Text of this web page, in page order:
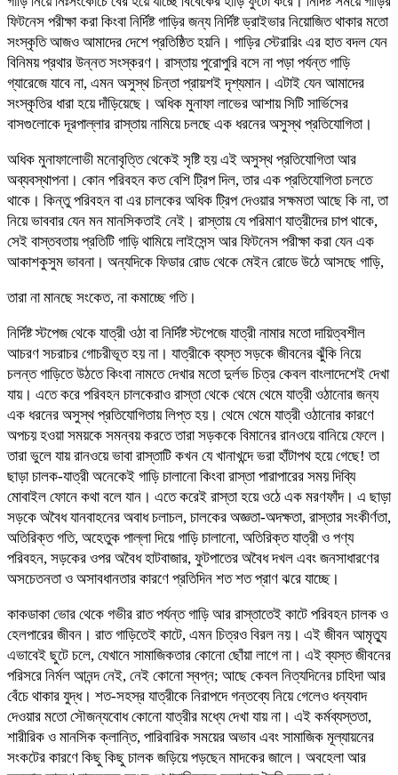
ফিটনেস পরীক্ষা করা কিংবা নির্দিষ্ট গাড়ির জন্য নির্দিষ্ট ড্রাইভার নিয়োজিত থাকার মতো
সংস্কৃতি আজও আমাদের দেশে প্রতিষ্ঠিত হয়নি। গাড়ির স্টেরারিং এর হাত বদল যেন
বিনিময় প্রথার উন্নত সংস্করণ। রাস্তায় পুরোপুরি বসে না পড়া পর্যন্ত গাড়ি
গ্যারেজে যাবে না, এমন অসুস্থ চিন্তা প্রায়শই দৃশ্যমান। এটাই যেন আমাদের
সংস্কৃতির ধারা হয়ে দাঁড়িয়েছে। অধিক মুনাফা লাভের আশায় সিটি সার্ভিসের
বাসগুলোকে দূরপাল্লার রাস্তায় নামিয়ে চলছে এক ধরনের অসুস্থ প্রতিযোগিতা।
অধিক মুনাফালোভী মনোবৃত্তি থেকেই সৃষ্টি হয় এই অসুস্থ প্রতিযোগিতা আর
অব্যবস্থাপনা। কোন পরিবহন কত বেশি ট্রিপ দিল, তার এক প্রতিযোগিতা চলতে
থাকে। কিন্তু পরিবহন বা এর চালকের অধিক ট্রিপ দেওয়ার সক্ষমতা আছে কি না, তা
নিয়ে ভাববার যেন মন মানসিকতাই নেই। রাস্তায় যে পরিমাণ যাত্রীদের চাপ থাকে,
সেই বাস্তবতায় প্রতিটি গাড়ি থামিয়ে লাইসেন্স আর ফিটনেস পরীক্ষা করা যেন এক
আকাশকুসুম ভাবনা। অন্যদিকে ফিডার রোড থেকে মেইন রোডে উঠে আসছে গাড়ি,
তারা না মানছে সংকেত, না কমাচ্ছে গতি।
নির্দিষ্ট স্টপেজ থেকে যাত্রী ওঠা বা নির্দিষ্ট স্টপেজে যাত্রী নামার মতো দায়িত্বশীল
আচরণ সচরাচর গোচরীভূত হয় না। যাত্রীকে ব্যস্ত সড়কে জীবনের ঝুঁকি নিয়ে
চলন্ত গাড়িতে উঠতে কিংবা নামতে দেখার মতো দুর্লভ চিত্র কেবল বাংলাদেশেই দেখা
যায়। এতে করে পরিবহন চালকেরাও রাস্তা থেকে থেমে থেমে যাত্রী ওঠানোর জন্য
এক ধরনের অসুস্থ প্রতিযোগিতায় লিপ্ত হয়। থেমে থেমে যাত্রী ওঠানোর কারণে
অপচয় হওয়া সময়কে সমন্বয় করতে তারা সড়ককে বিমানের রানওয়ে বানিয়ে ফেলে।
তারা ভুলে যায় রানওয়ে ভাবা রাস্তাটি কখন যে খানাখন্দে ভরা হাঁটাপথ হয়ে গেছে! তা
ছাড়া চালক-যাত্রী অনেকেই গাড়ি চালানো কিংবা রাস্তা পারাপারের সময় দিব্যি
মোবাইল ফোনে কথা বলে যান। এতে করেই রাস্তা হয়ে ওঠে এক মরণফাঁদ। এ ছাড়া
সড়কে অবৈধ যানবাহনের অবাধ চলাচল, চালকের অজ্ঞতা-অদক্ষতা, রাস্তার সংকীর্ণতা,
অতিরিক্ত গতি, অহেতুক পাল্লা দিয়ে গাড়ি চালানো, অতিরিক্ত যাত্রী ও পণ্য
পরিবহন, সড়কের ওপর অবৈধ হাটবাজার, ফুটপাতের অবৈধ দখল এবং জনসাধারণের
অসচেতনতা ও অসাবধানতার কারণে প্রতিদিন শত শত প্রাণ ঝরে যাচ্ছে।
কাকডাকা ভোর থেকে গভীর রাত পর্যন্ত গাড়ি আর রাস্তাতেই কাটে পরিবহন চালক ও
হেলপারের জীবন। রাত গাড়িতেই কাটে, এমন চিত্রও বিরল নয়। এই জীবন আমৃত্যু
এভাবেই ছুটে চলে, যেখানে সামাজিকতার কোনো ছোঁয়া লাগে না। এই ব্যস্ত জীবনের
পরিসরে নির্মল আনন্দ নেই, নেই কোনো স্বপ্ন; আছে কেবল নিত্যদিনের চাহিদা আর
বেঁচে থাকার যুদ্ধ। শত-সহস্র যাত্রীকে নিরাপদে গন্তব্যে নিয়ে গেলেও ধন্যবাদ
দেওয়ার মতো সৌজন্যবোধ কোনো যাত্রীর মধ্যে দেখা যায় না। এই কর্মব্যস্ততা,
শারীরিক ও মানসিক ক্লান্তি, পারিবারিক সময়ের অভাব এবং সামাজিক মূল্যায়নের
সংকটের কারণে কিছু কিছু চালক জড়িয়ে পড়ছেন মাদকের জালে। অবহেলা আর